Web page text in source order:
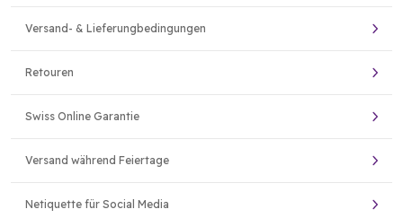
Versand- & Lieferungbedingungen
Retouren
Swiss Online Garantie
Versand während Feiertage
Netiquette für Social Media